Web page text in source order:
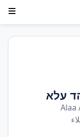
עלא
Alaa